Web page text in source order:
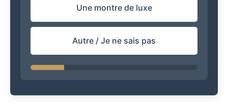
Une montre de luxe
Autre / Je ne sais pas